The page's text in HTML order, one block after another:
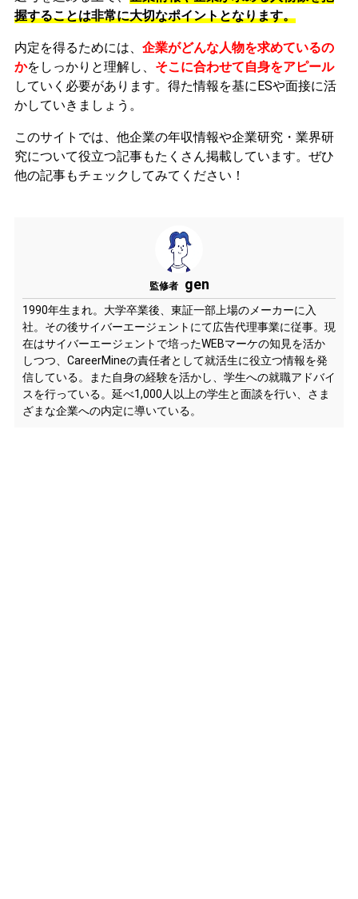
握することは非常に大切なポイントとなります。
内定を得るためには、 企業がどんな人物を求めているの
かをしっかりと理解し、 そこに合わせて自身をアピール
していく必要があります。 得た情報を基にESや面接に活
かしていきましょう。
このサイトでは、他企業の年収情報や企業研究・業界研
究について役立つ記事もたくさん掲載しています。ぜひ
他の記事もチェックしてみてください！
監修者 gen
1990年生まれ。大学卒業後、東証一部上場のメーカーに入
社。その後サイバーエージェントにて広告代理事業に従事。現
在はサイバーエージェントで培ったWEBマーケの知見を活か
しつつ、CareerMineの責任者として就活生に役立つ情報を発
信している。また自身の経験を活かし、学生への就職アドバイ
スを行っている。延べ1,000人以上の学生と面談を行い、さま
ざまな企業への内定に導いている。